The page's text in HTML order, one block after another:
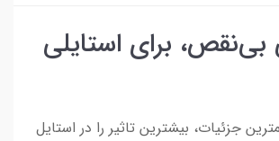
برای استایلی
جزئیات، بیشترین تاثیر را در استایل